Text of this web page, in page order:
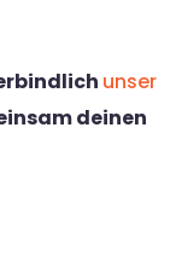
unser
deinen